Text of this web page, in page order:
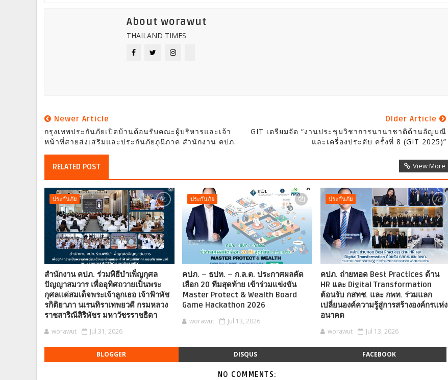
About worawut
THAILAND TIMES
Newer Article
กรุงเทพประกันภัยเปิดบ้านต้อนรับคณะผู้บริหารและเจ้า
หน้าที่สายส่งเสริมและประกันภัยภูมิภาค สำนักงาน คปภ.
Older Article
GIT เตรียมจัด “งานประชุมวิชาการนานาชาติด้านอัญมณี
และเครื่องประดับ ครั้งที่ 8 (GIT 2025)”
RELATED POST View More
ประกันภัย
สำนักงาน คปภ. ร่วมพิธีบำเพ็ญกุศล
ปัญญาสมวาร เพื่ออุทิศถวายเป็นพระ
กุศลแด่สมเด็จพระเจ้าลูกเธอ เจ้าฟ้าพัช
รกิติยาภา นเรนทิราเทพยวดี กรมหลวง
ราชสาริณีสิริพัชร มหาวัชรราชธิดา
worawut Jul 31, 2026
ประกันภัย
คปภ. – ธปท. – ก.ล.ต. ประกาศผลคัด
เลือก 20 ทีมสุดท้าย เข้าร่วมแข่งขัน
Master Protect & Wealth Board
Game Hackathon 2026
worawut Jul 13, 2026
ประกันภัย
คปภ. ถ่ายทอด Best Practices ด้าน
HR และ Digital Transformation
ต้อนรับ กสทช. และ กพท. ร่วมแลก
เปลี่ยนองค์ความรู้สู่การสร้างองค์กรแห่ง
อนาคต
worawut Jul 13, 2026
BLOGGER DISQUS FACEBOOK
NO COMMENTS: